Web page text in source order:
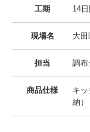
工期 14日
現場名 大
担当 調布
商品仕様
キ
納）